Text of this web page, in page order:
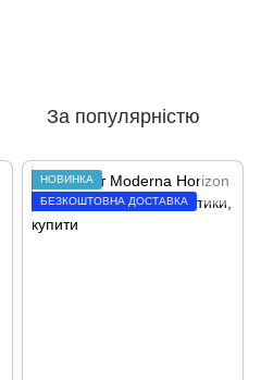
За популярністю
НОВИНКА
БЕЗКОШТОВНА ДОСТАВКА